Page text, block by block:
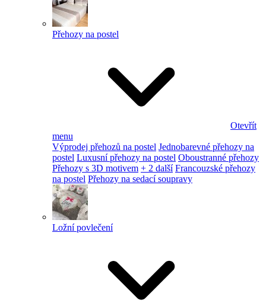
Přehozy na postel
Otevřít
menu
Výprodej přehozů na postel Jednobarevné přehozy na
postel Luxusní přehozy na postel Oboustranné přehozy
Přehozy s 3D motivem + 2 další Francouzské přehozy
na postel Přehozy na sedací soupravy
Ložní povlečení